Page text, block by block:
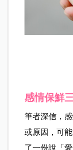
感情保鮮
筆者深信，
或原因，可
了一份說「